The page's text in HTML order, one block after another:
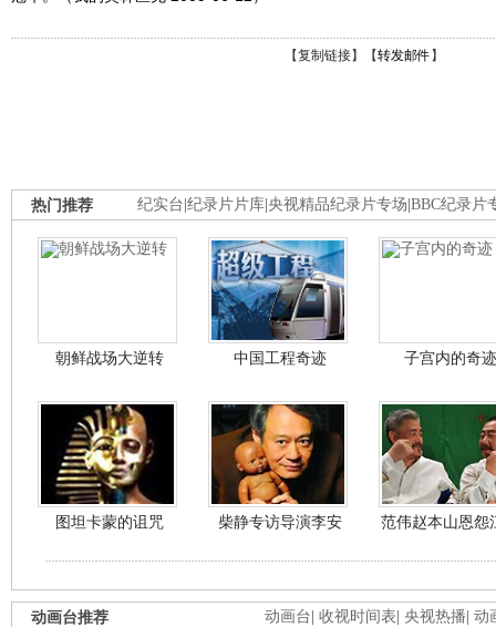
【复制链接】【转发邮件 】
纪实台 纪录片片库 央视精品纪录片专场 BBC纪录片
热门推荐
朝鲜战场大逆转 中国工程奇迹 子宫内的奇迹
图坦卡蒙的诅咒 柴静专访导演李安 范伟赵本山恩怨
动画台 收视时间表 央视热播 动
动画台推荐